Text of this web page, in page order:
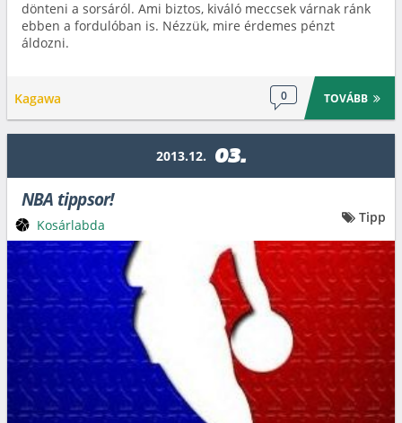
dönteni a sorsáról. Ami biztos, kiváló meccsek várnak ránk
ebben a fordulóban is. Nézzük, mire érdemes pénzt
áldozni.
Kagawa 0 TOVÁBB
2013.12. 03.
NBA tippsor!
Kosárlabda Tipp